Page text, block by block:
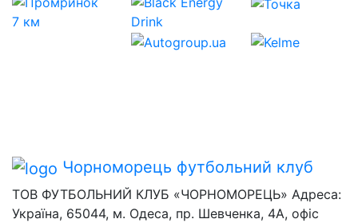
Чорноморець футбольний клуб
ТОВ ФУТБОЛЬНИЙ КЛУБ «ЧОРНОМОРЕЦЬ» Адреса:
Україна, 65044, м. Одеса, пр. Шевченка, 4А, офіс